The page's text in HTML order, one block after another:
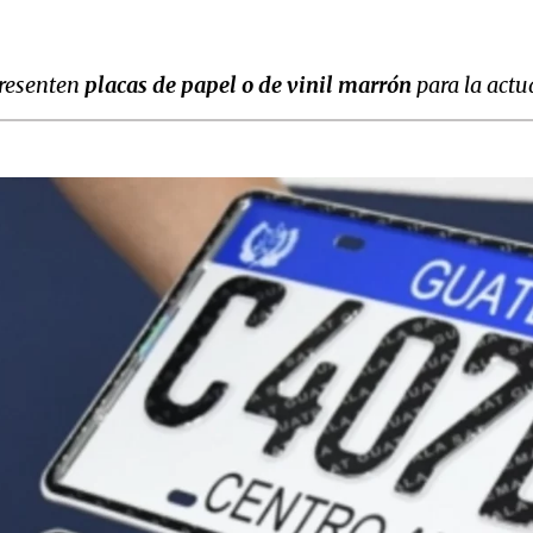
placas de papel o de vinil marrónpara la